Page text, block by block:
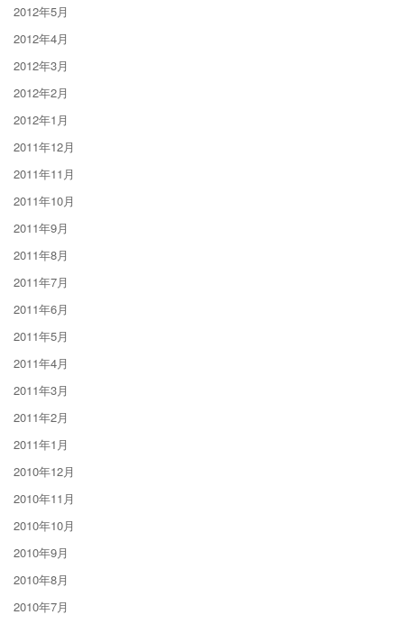
2012年5月
2012年4月
2012年3月
2012年2月
2012年1月
2011年12月
2011年11月
2011年10月
2011年9月
2011年8月
2011年7月
2011年6月
2011年5月
2011年4月
2011年3月
2011年2月
2011年1月
2010年12月
2010年11月
2010年10月
2010年9月
2010年8月
2010年7月